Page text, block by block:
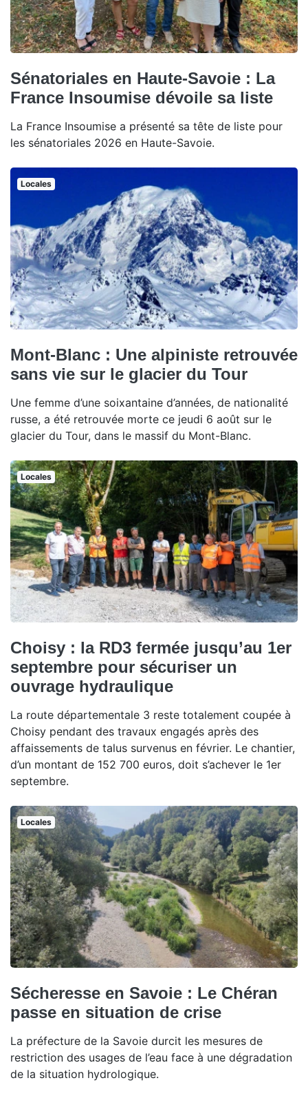
Sénatoriales en Haute-Savoie : La
France Insoumise dévoile sa liste
La France Insoumise a présenté sa tête de liste pour
les sénatoriales 2026 en Haute-Savoie.
Locales
Mont-Blanc : Une alpiniste retrouvée
sans vie sur le glacier du Tour
Une femme d’une soixantaine d’années, de nationalité
russe, a été retrouvée morte ce jeudi 6 août sur le
glacier du Tour, dans le massif du Mont-Blanc.
Locales
Choisy : la RD3 fermée jusqu’au 1er
septembre pour sécuriser un
ouvrage hydraulique
La route départementale 3 reste totalement coupée à
Choisy pendant des travaux engagés après des
affaissements de talus survenus en février. Le chantier,
d’un montant de 152 700 euros, doit s’achever le 1er
septembre.
Locales
Sécheresse en Savoie : Le Chéran
passe en situation de crise
La préfecture de la Savoie durcit les mesures de
restriction des usages de l’eau face à une dégradation
de la situation hydrologique.